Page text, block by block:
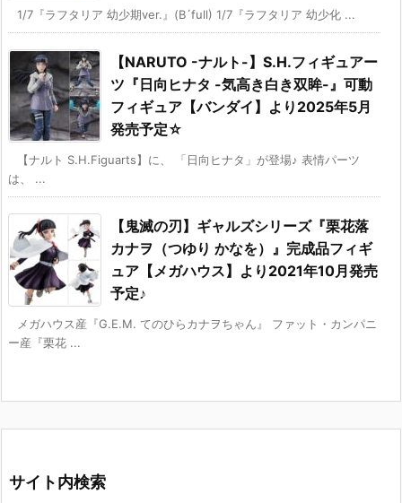
1/7『ラフタリア 幼少期ver.』(B´full) 1/7『ラフタリア 幼少化 ...
【NARUTO -ナルト-】S.H.フィギュアー
ツ『日向ヒナタ -気高き白き双眸-』可動
フィギュア【バンダイ】より2025年5月
発売予定☆
【ナルト S.H.Figuarts】に、 「日向ヒナタ」が登場♪ 表情パーツ
は、 ...
【鬼滅の刃】ギャルズシリーズ『栗花落
カナヲ（つゆり かなを）』完成品フィギ
ュア【メガハウス】より2021年10月発売
予定♪
メガハウス産『G.E.M. てのひらカナヲちゃん』 ファット・カンパニ
ー産『栗花 ...
サイト内検索